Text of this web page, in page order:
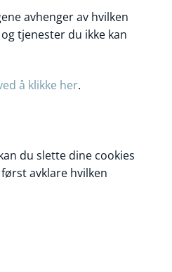
avhenger av hvilken
tjenester du ikke kan
å klikke her.
du slette dine cookies
avklare hvilken